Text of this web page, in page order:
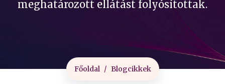
meghatározott ellátást folyósítottak.
Főoldal Blogcikkek